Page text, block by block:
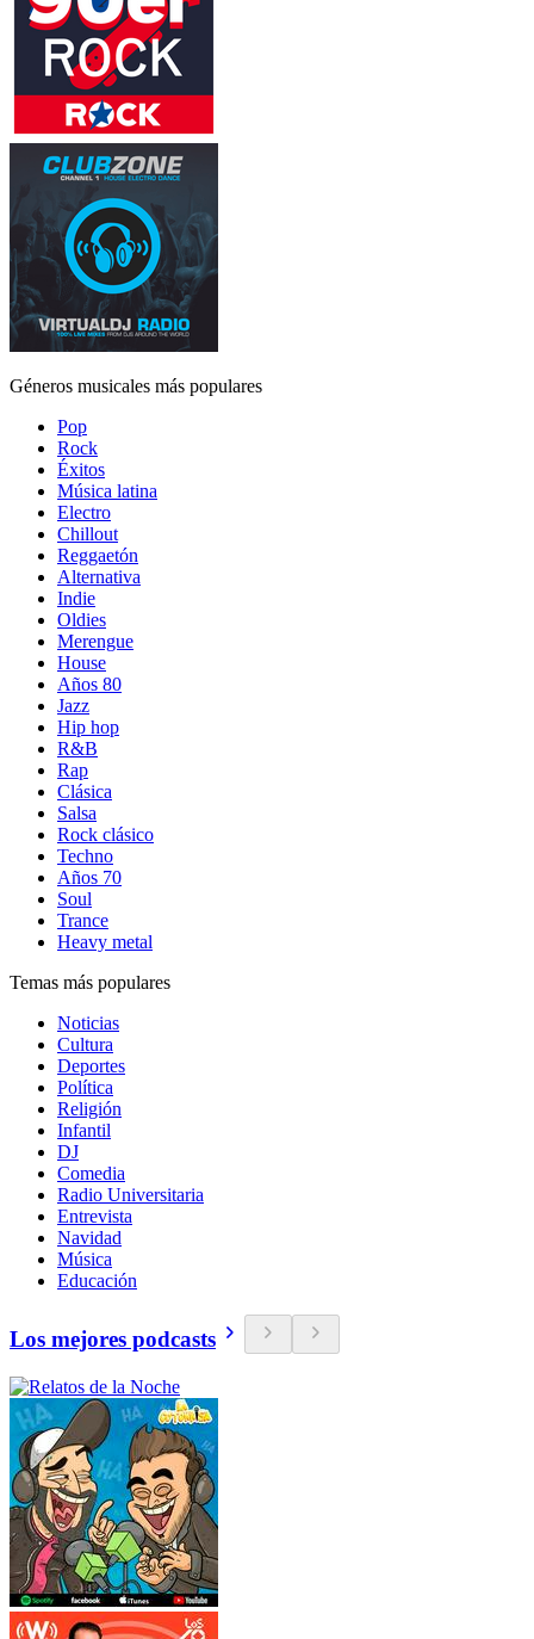
Géneros musicales más populares
Pop
Rock
Éxitos
Música latina
Electro
Chillout
Reggaetón
Alternativa
Indie
Oldies
Merengue
House
Años 80
Jazz
Hip hop
R&B
Rap
Clásica
Salsa
Rock clásico
Techno
Años 70
Soul
Trance
Heavy metal
Temas más populares
Noticias
Cultura
Deportes
Política
Religión
Infantil
DJ
Comedia
Radio Universitaria
Entrevista
Navidad
Música
Educación
Los mejores podcasts